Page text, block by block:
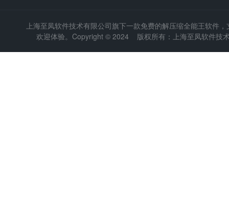
上海至凤软件技术有限公司旗下一款免费的解压缩全能王软件
欢迎体验。Copyright © 2024 版权所有：上海至凤软件技